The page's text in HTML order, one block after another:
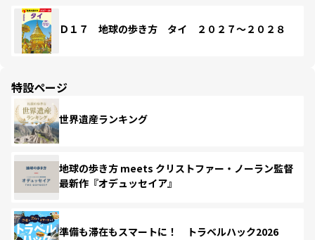
Ｄ１７ 地球の歩き方 タイ ２０２７～２０２８
特設ページ
世界遺産ランキング
地球の歩き方 meets クリストファー・ノーラン監督
最新作『オデュッセイア』
準備も滞在もスマートに！ トラベルハック2026